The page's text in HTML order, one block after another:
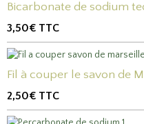
Bicarbonate de sodium
3,50€ TTC
Fil à couper le savon de
2,50€ TTC